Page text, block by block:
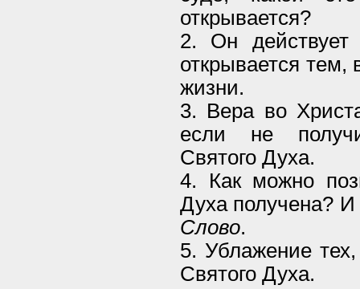
открывается?
2. Он
открывается тем,
жизни.
3. Вера во
если не
Святого Духа.
4. Как можно
Духа получена?
Слово.
5. Ублажение
Святого Духа.